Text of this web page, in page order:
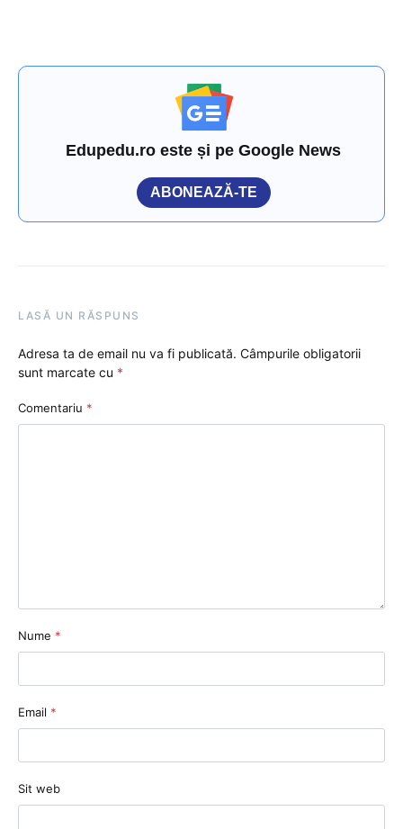
Edupedu.ro este și pe Google News
ABONEAZĂ-TE
LASĂ UN RĂSPUNS
Adresa ta de email nu va fi publicată. Câmpurile obligatorii
sunt marcate cu *
Comentariu *
Nume *
Email *
Sit web